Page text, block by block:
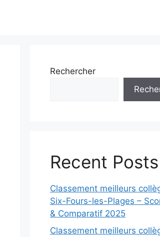
Rechercher
Recent Posts
Classement meilleurs
Six-Fours-les-Plages –
& Comparatif 2025
Classement meilleurs